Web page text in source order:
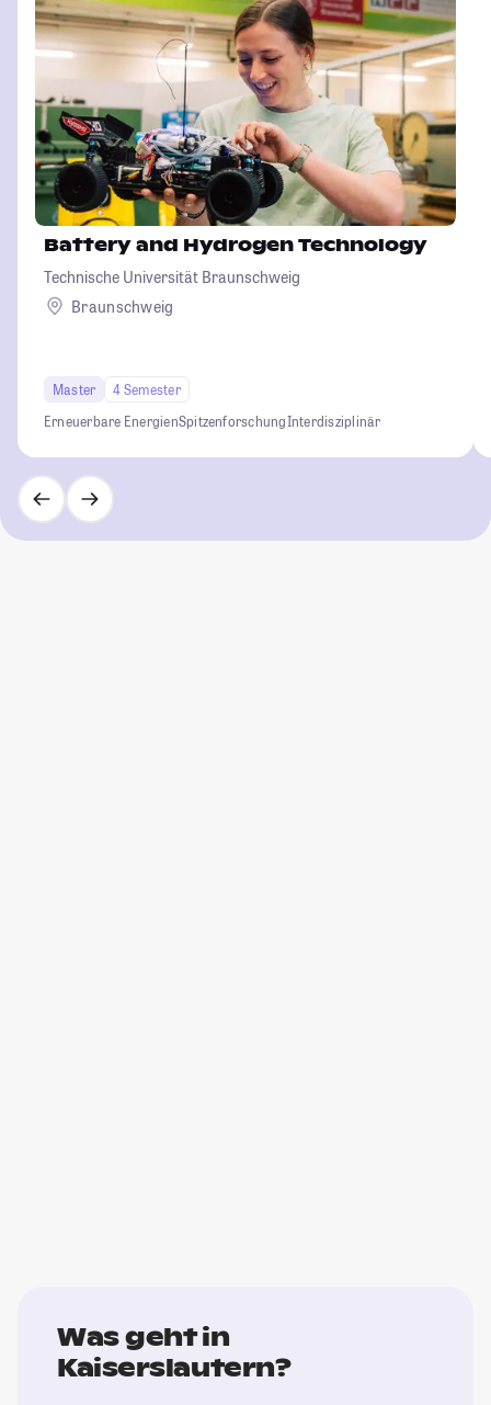
Battery and Hydrogen Technology
Technische Universität Braunschweig
Braunschweig
Master
4 Semester
Erneuerbare EnergienSpitzenforschungInterdisziplinär
Was geht in
Kaiserslautern?